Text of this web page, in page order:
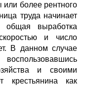
более рентного
труда начинает
общая выработка
и число
В данном случае
и своими
крестьянина как